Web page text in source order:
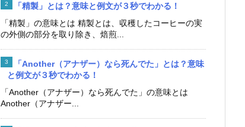
「精製」とは？意味と例文が３秒でわかる！
「精製」の意味とは 精製とは、収穫したコーヒーの実
の外側の部分を取り除き、焙煎...
「Another（アナザー）なら死んでた」とは？意味
と例文が３秒でわかる！
「Another（アナザー）なら死んでた」の意味とは
Another（アナザー...